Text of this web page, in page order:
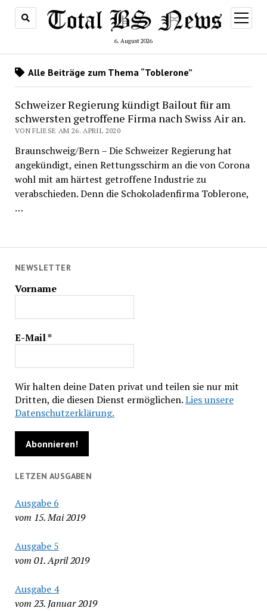
6. August 2026
Menü
öffnen
NEWSLETTER
Vorname
E-Mail*
Wir halten deine Daten privat und teilen sie nur mit
Dritten, die diesen Dienst ermöglichen.Lies unsere
Datenschutzerklärung.
LETZEN AUSGABEN
Ausgabe 6
vom 15. Mai 2019
Ausgabe 5
vom 01. April 2019
Ausgabe 4
vom 23. Januar 2019
Alle Beiträge zum Thema “Toblerone”
Schweizer Regierung kündigt Bailout für am
schwersten getroffene Firma nach Swiss Air an.
VON FLIESE AM 26. APRIL 2020
Braunschweig/Bern – Die Schweizer Regierung hat
angekündigt, einen Rettungsschirm an die von Corona
wohl mit am härtest getroffene Industrie zu
verabschieden. Denn die Schokoladenfirma Toblerone,
…